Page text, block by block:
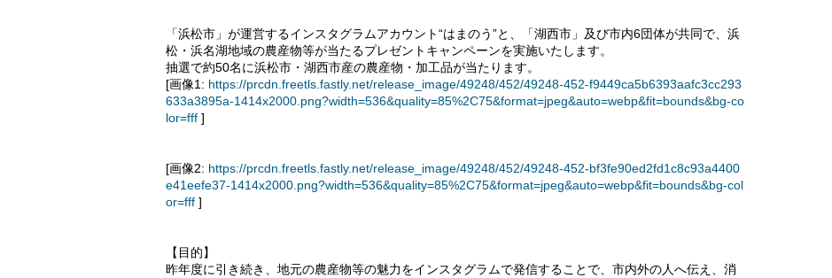
「浜松市」が運営するインスタグラムアカウント“はまのう”と、「湖西市」及び市内6団体が共同で、浜
松・浜名湖地域の農産物等が当たるプレゼントキャンペーンを実施いたします。
抽選で約50名に浜松市・湖西市産の農産物・加工品が当たります。
[画像1: https://prcdn.freetls.fastly.net/release_image/49248/452/49248-452-f9449ca5b6393aafc3cc293
633a3895a-1414x2000.png?width=536&quality=85%2C75&format=jpeg&auto=webp&fit=bounds&bg-co
lor=fff ]
[画像2: https://prcdn.freetls.fastly.net/release_image/49248/452/49248-452-bf3fe90ed2fd1c8c93a4400
e41eefe37-1414x2000.png?width=536&quality=85%2C75&format=jpeg&auto=webp&fit=bounds&bg-col
or=fff ]
【目的】
昨年度に引き続き、地元の農産物等の魅力をインスタグラムで発信することで、市内外の人へ伝え、消